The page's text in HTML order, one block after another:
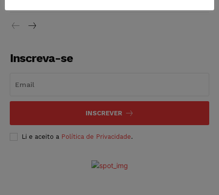
Inscreva-se
INSCREVER
Li e aceito a Política de Privacidade.